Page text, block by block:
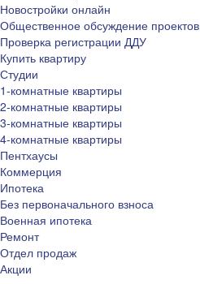
Новостройки онлайн
Общественное обсуждение проектов
Проверка регистрации ДДУ
Купить квартиру
Студии
1-комнатные квартиры
2-комнатные квартиры
3-комнатные квартиры
4-комнатные квартиры
Пентхаусы
Коммерция
Ипотека
Без первоначального взноса
Военная ипотека
Ремонт
Отдел продаж
Акции